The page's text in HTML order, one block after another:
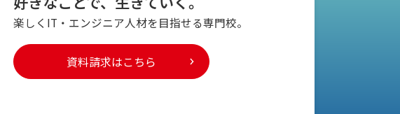
楽しくIT・エンジニア人材を目指せる専門校。
資料請求はこちら